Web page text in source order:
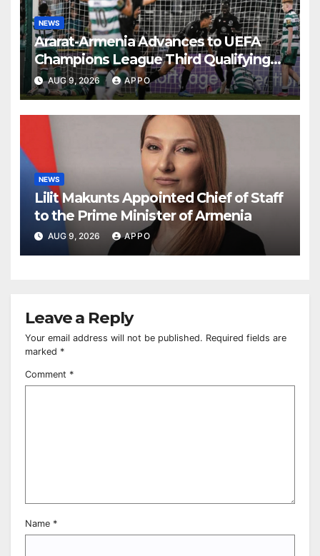
NEWS
Ararat-Armenia Advances to UEFA
Champions League Third Qualifying
Round
AUG 9, 2026 APPO
NEWS
Lilit Makunts Appointed Chief of Staff
to the Prime Minister of Armenia
AUG 9, 2026 APPO
Leave a Reply
Your email address will not be published. Required fields are
marked *
Comment *
Name *